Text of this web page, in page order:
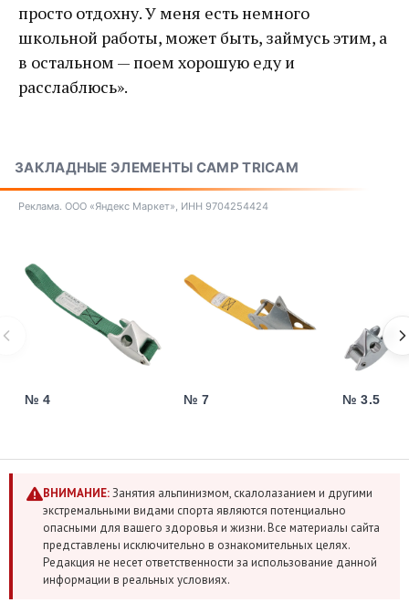
просто отдохну. У меня есть немного
школьной работы, может быть, займусь этим, а
в остальном — поем хорошую еду и
расслаблюсь».
ЗАКЛАДНЫЕ ЭЛЕМЕНТЫ CAMP TRICAM
Реклама. ООО «Яндекс Маркет», ИНН 9704254424
№ 4 № 7 № 3.5
ВНИМАНИЕ:Занятия альпинизмом, скалолазанием и другими
экстремальными видами спорта являются потенциально
опасными для вашего здоровья и жизни. Все материалы сайта
представлены исключительно в ознакомительных целях.
Редакция не несет ответственности за использование данной
информации в реальных условиях.